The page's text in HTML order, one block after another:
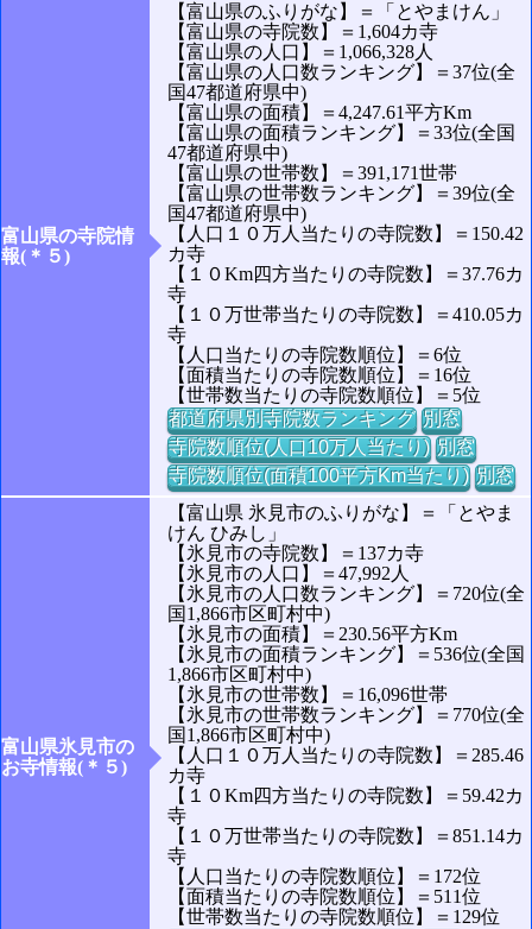
富山県の寺院情
報(＊５)
【富山県のふりがな】＝「とやまけん」
【富山県の寺院数】＝1,604カ寺
【富山県の人口】＝1,066,328人
【富山県の人口数ランキング】＝37位(全
国47都道府県中)
【富山県の面積】＝4,247.61平方Km
【富山県の面積ランキング】＝33位(全国
47都道府県中)
【富山県の世帯数】＝391,171世帯
【富山県の世帯数ランキング】＝39位(全
国47都道府県中)
【人口１０万人当たりの寺院数】＝150.42
カ寺
【１０Km四方当たりの寺院数】＝37.76カ
寺
【１０万世帯当たりの寺院数】＝410.05カ
寺
【人口当たりの寺院数順位】＝6位
【面積当たりの寺院数順位】＝16位
【世帯数当たりの寺院数順位】＝5位
都道府県別寺院数ランキング 別窓
寺院数順位(人口10万人当たり) 別窓
寺院数順位(面積100平方Km当たり) 別窓
富山県氷見市の
お寺情報(＊５)
【富山県 氷見市のふりがな】＝「とやま
けん ひみし」
【氷見市の寺院数】＝137カ寺
【氷見市の人口】＝47,992人
【氷見市の人口数ランキング】＝720位(全
国1,866市区町村中)
【氷見市の面積】＝230.56平方Km
【氷見市の面積ランキング】＝536位(全国
1,866市区町村中)
【氷見市の世帯数】＝16,096世帯
【氷見市の世帯数ランキング】＝770位(全
国1,866市区町村中)
【人口１０万人当たりの寺院数】＝285.46
カ寺
【１０Km四方当たりの寺院数】＝59.42カ
寺
【１０万世帯当たりの寺院数】＝851.14カ
寺
【人口当たりの寺院数順位】＝172位
【面積当たりの寺院数順位】＝511位
【世帯数当たりの寺院数順位】＝129位